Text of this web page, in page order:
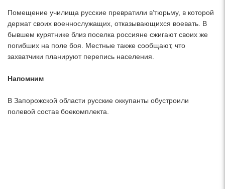
Помещение училища русские превратили в’тюрьму, в которой
держат своих военнослужащих, отказывающихся воевать. В
бывшем курятнике близ поселка россияне сжигают своих же
погибших на поле боя. Местные также сообщают, что
захватчики планируют перепись населения.
Напомним
В Запорожской области русские оккупанты обустроили
полевой состав боекомплекта.